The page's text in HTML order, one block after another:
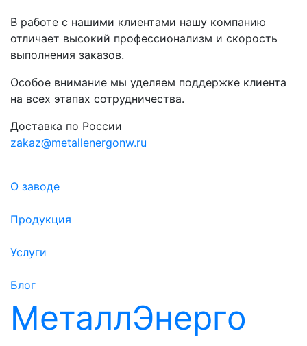
В работе с нашими клиентами нашу компанию
отличает высокий профессионализм и скорость
выполнения заказов.
Особое внимание мы уделяем поддержке клиента
на всех этапах сотрудничества.
Доставка по России
zakaz@metallenergonw.ru
О заводе
Продукция
Услуги
Блог
МеталлЭнерго